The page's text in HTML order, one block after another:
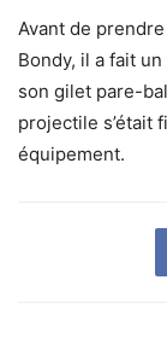
Avant de
Bondy, il a fait
son gilet pare-
projectile s’était
équipement.